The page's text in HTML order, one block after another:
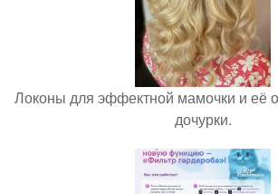
Локоны для эффектной мамочки и её
дочурки.